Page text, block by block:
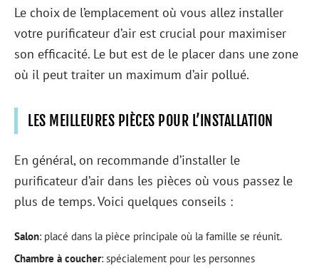
Le choix de l’emplacement où vous allez installer
votre purificateur d’air est crucial pour maximiser
son efficacité. Le but est de le placer dans une zone
où il peut traiter un maximum d’air pollué.
LES MEILLEURES PIÈCES POUR L’INSTALLATION
En général, on recommande d’installer le
purificateur d’air dans les pièces où vous passez le
plus de temps. Voici quelques conseils :
Salon: placé dans la pièce principale où la famille se réunit.
Chambre à coucher: spécialement pour les personnes